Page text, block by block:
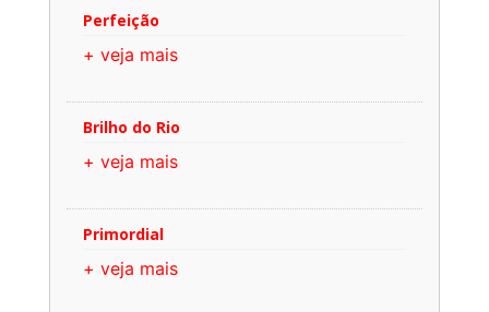
Perfeição
+ veja mais
Brilho do Rio
+ veja mais
Primordial
+ veja mais